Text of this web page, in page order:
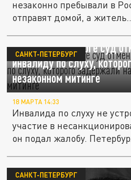
незаконно пребывали в
отправят домой, а
В Санкт-Петербурге суд
инвалиду по слуху,
незаконном митинге
САНКТ-ПЕТЕРБУРГ
18 МАРТА 14:33
Инвалида по слуху не
участие в
он подал жалобу.
САНКТ-ПЕТЕРБУРГ